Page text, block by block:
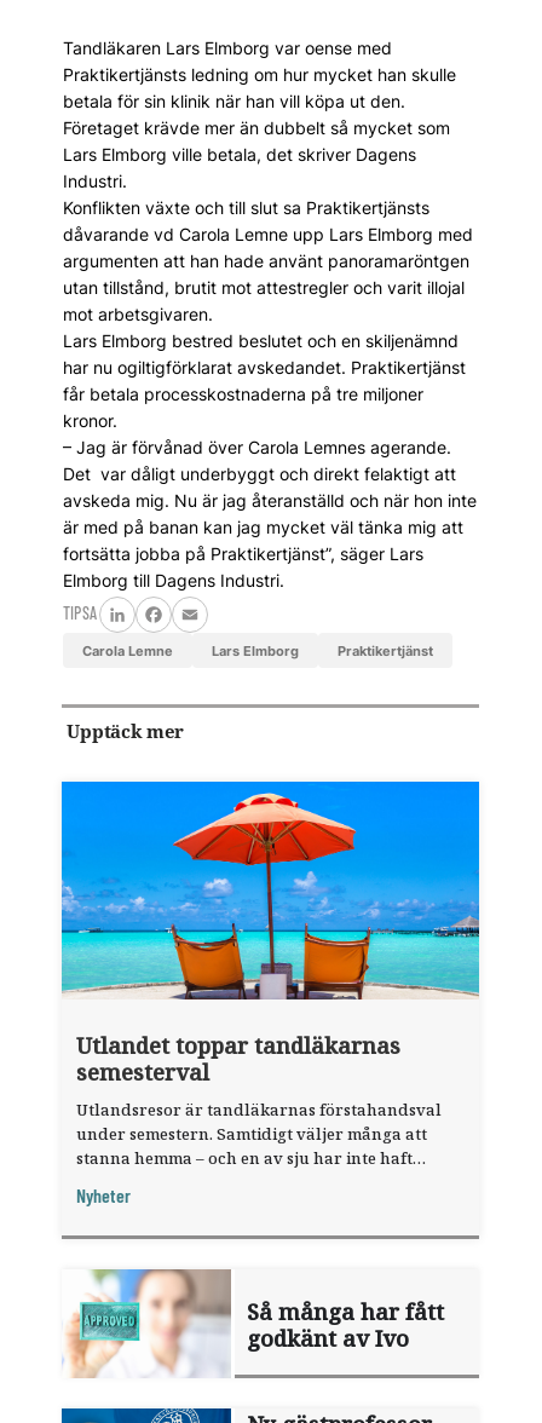
Tandläkaren Lars Elmborg var oense med
Praktikertjänsts ledning om hur mycket han skulle
betala för sin klinik när han vill köpa ut den.
Företaget krävde mer än dubbelt så mycket som
Lars Elmborg ville betala, det skriver Dagens
Industri.
Konflikten växte och till slut sa Praktikertjänsts
dåvarande vd Carola Lemne upp Lars Elmborg med
argumenten att han hade använt panoramaröntgen
utan tillstånd, brutit mot attestregler och varit illojal
mot arbetsgivaren.
Lars Elmborg bestred beslutet och en skiljenämnd
har nu ogiltigförklarat avskedandet. Praktikertjänst
får betala processkostnaderna på tre miljoner
kronor.
– Jag är förvånad över Carola Lemnes agerande.
Det var dåligt underbyggt och direkt felaktigt att
avskeda mig. Nu är jag återanställd och när hon inte
är med på banan kan jag mycket väl tänka mig att
fortsätta jobba på Praktikertjänst”, säger Lars
Elmborg till Dagens Industri.
TIPSA
LinkedInFacebook
Email
Carola Lemne Lars Elmborg Praktikertjänst
Upptäck mer
Utlandet toppar tandläkarnas
semesterval
Utlandsresor är tandläkarnas förstahandsval
under semestern. Samtidigt väljer många att
stanna hemma – och en av sju har inte haft
fråga".
Nyheter
Så många har fått
godkänt av Ivo